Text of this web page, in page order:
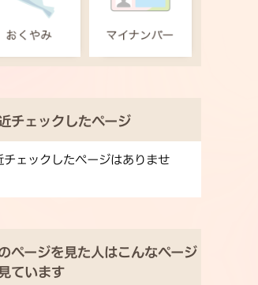
チェックしたページ
チェックしたページはありませ
ページを見た人はこんなページ
ています